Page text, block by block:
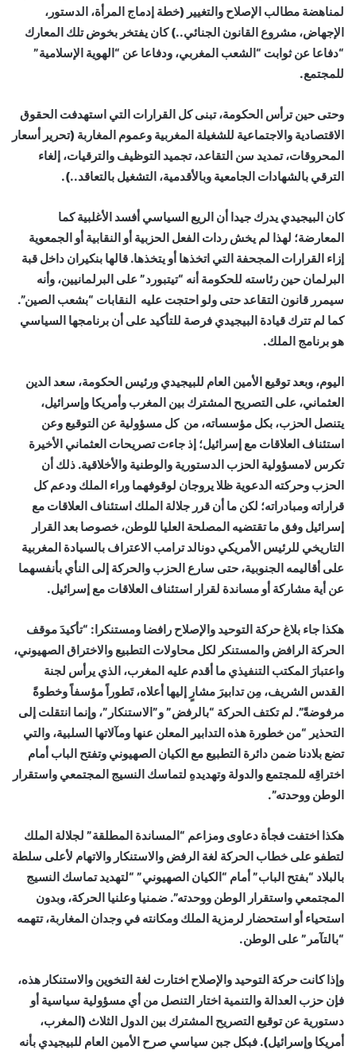
لمناهضة مطالب الإصلاح والتغيير (خطة إدماج المرأة، الدستور،
الإجهاض، مشروع القانون الجنائي..) كان يفتخر بخوض تلك المعارك
“دفاعا عن ثوابت “الشعب المغربي، ودفاعا عن “الهوية الإسلامية”
للمجتمع.
وحتى حين ترأس الحكومة، تبنى كل القرارات التي استهدفت الحقوق
الاقتصادية والاجتماعية للشغيلة المغربية وعموم المغاربة (تحرير أسعار
المحروقات، تمديد سن التقاعد، تجميد التوظيف والترقيات، إلغاء
الترقي بالشهادات الجامعية وبالأقدمية، التشغيل بالتعاقد..).
كان البيجيدي يدرك جيدا أن الريع السياسي أفسد الأغلبية كما
المعارضة؛ لهذا لم يخش ردات الفعل الحزبية أو النقابية أو الجمعوية
إزاء القرارات المجحفة التي اتخذها أو يتخذها. قالها بنكيران داخل قبة
البرلمان حين رئاسته للحكومة أنه “تيتبورد” على البرلمانيين، وأنه
سيمرر قانون التقاعد حتى ولو احتجت عليه النقابات “بشعب الصين”.
كما لم تترك قيادة البيجيدي فرصة للتأكيد على أن برنامجها السياسي
هو برنامج الملك.
اليوم، وبعد توقيع الأمين العام للبيجيدي ورئيس الحكومة، سعد الدين
العثماني، على التصريح المشترك بين المغرب وأمريكا وإسرائيل،
يتنصل الحزب، بكل مؤسساته، من كل مسؤولية عن التوقيع وعن
استئناف العلاقات مع إسرائيل؛ إذ جاءت تصريحات العثماني الأخيرة
تكرس لامسؤولية الحزب الدستورية والوطنية والأخلاقية. ذلك أن
الحزب وحركته الدعوية ظلا يروجان لوقوفهما وراء الملك ودعم كل
قراراته ومبادراته؛ لكن ما أن قرر جلالة الملك استئناف العلاقات مع
إسرائيل وفق ما تقتضيه المصلحة العليا للوطن، خصوصا بعد القرار
التاريخي للرئيس الأمريكي دونالد ترامب الاعتراف بالسيادة المغربية
على أقاليمه الجنوبية، حتى سارع الحزب والحركة إلى النأي بأنفسهما
عن أية مشاركة أو مساندة لقرار استئناف العلاقات مع إسرائيل.
هكذا جاء بلاغ حركة التوحيد والإصلاح رافضا ومستنكرا: “تأكيدَ موقف
الحركة الرافض والمستنكر لكل محاولات التطبيع والاختراق الصهيوني،
واعتبارَ المكتب التنفيذي ما أقدم عليه المغرب، الذي يرأس لجنة
القدس الشريف، مِن تدابيرَ مشارٍ إليها أعلاه، تَطوراً مؤسفاً وخطوةً
مرفوضةً”. لم تكتف الحركة “بالرفض” و”الاستنكار”، وإنما انتقلت إلى
التحذير “من خطورة هذه التدابير المعلن عنها ومآلاتها السلبية، والتي
تضع بلادنا ضمن دائرة التطبيع مع الكيان الصهيوني وتفتح الباب أمام
اختراقِه للمجتمع والدولة وتهديدهِ لتماسك النسيج المجتمعي واستقرار
الوطن ووحدته”.
هكذا اختفت فجأة دعاوى ومزاعم “المساندة المطلقة” لجلالة الملك
لتطفو على خطاب الحركة لغة الرفض والاستنكار والاتهام لأعلى سلطة
بالبلاد “بفتح الباب” أمام “الكيان الصهيوني” “لتهديد تماسك النسيج
المجتمعي واستقرار الوطن ووحدته”. ضمنيا وعلنيا الحركة، وبدون
استحياء أو استحضار لرمزية الملك ومكانته في وجدان المغاربة، تتهمه
“بالتآمر” على الوطن.
وإذا كانت حركة التوحيد والإصلاح اختارت لغة التخوين والاستنكار هذه،
فإن حزب العدالة والتنمية اختار التنصل من أي مسؤولية سياسية أو
دستورية عن توقيع التصريح المشترك بين الدول الثلاث (المغرب،
أمريكا وإسرائيل). فبكل جبن سياسي صرح الأمين العام للبيجيدي بأنه